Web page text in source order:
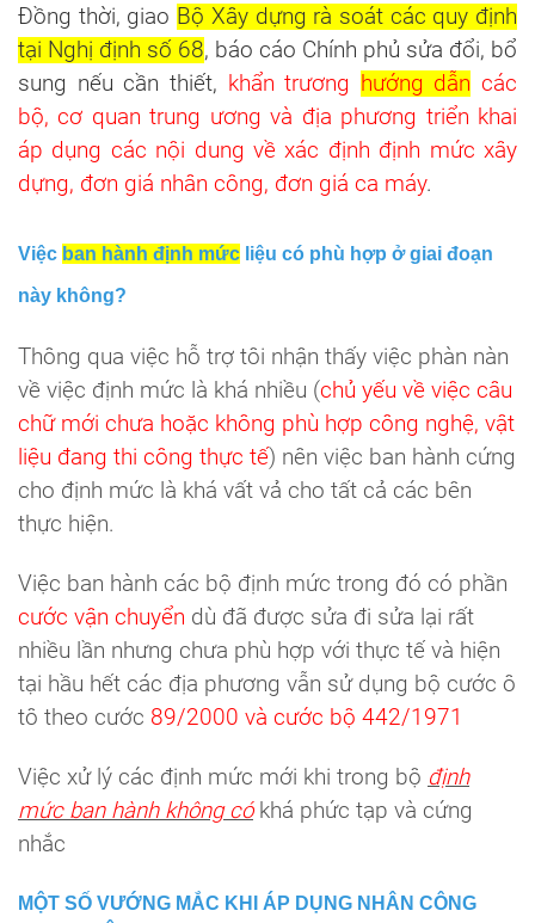
Đồng thời, giao Bộ Xây dựng rà soát các quy định
tại Nghị định số 68, báo cáo Chính phủ sửa đổi, bổ
sung nếu cần thiết, khẩn trương hướng dẫn các
bộ, cơ quan trung ương và địa phương triển khai
áp dụng các nội dung về xác định định mức xây
dựng, đơn giá nhân công, đơn giá ca máy.
Việc ban hành định mức liệu có phù hợp ở giai đoạn
này không?
Thông qua việc hỗ trợ tôi nhận thấy việc phàn nàn
về việc định mức là khá nhiều (chủ yếu về việc câu
chữ mới chưa hoặc không phù hợp công nghệ, vật
liệu đang thi công thực tế) nên việc ban hành cứng
cho định mức là khá vất vả cho tất cả các bên
thực hiện.
Việc ban hành các bộ định mức trong đó có phần
cước vận chuyển dù đã được sửa đi sửa lại rất
nhiều lần nhưng chưa phù hợp với thực tế và hiện
tại hầu hết các địa phương vẫn sử dụng bộ cước ô
tô theo cước 89/2000 và cước bộ 442/1971
Việc xử lý các định mức mới khi trong bộ định
mức ban hành không cókhá phức tạp và cứng
nhắc
MỘT SỐ VƯỚNG MẮC KHI ÁP DỤNG NHÂN CÔNG